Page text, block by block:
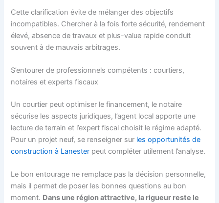
Cette clarification évite de mélanger des objectifs
incompatibles. Chercher à la fois forte sécurité, rendement
élevé, absence de travaux et plus-value rapide conduit
souvent à de mauvais arbitrages.
S’entourer de professionnels compétents : courtiers,
notaires et experts fiscaux
Un courtier peut optimiser le financement, le notaire
sécurise les aspects juridiques, l’agent local apporte une
lecture de terrain et l’expert fiscal choisit le régime adapté.
Pour un projet neuf, se renseigner sur les opportunités de
construction à Lanester peut compléter utilement l’analyse.
Le bon entourage ne remplace pas la décision personnelle,
mais il permet de poser les bonnes questions au bon
moment. Dans une région attractive, la rigueur reste le